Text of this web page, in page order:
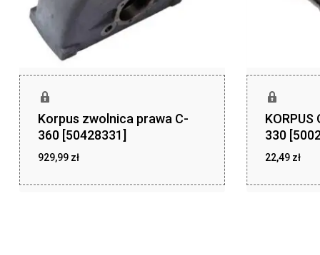
Korpus zwolnica prawa C-
360 [50428331]
929,99 zł
KORPUS
330
22,49 zł